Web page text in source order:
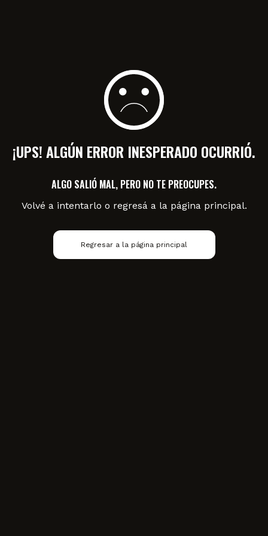
¡UPS! ALGÚN ERROR INESPERADO OCURRIÓ.
ALGO SALIÓ MAL, PERO NO TE PREOCUPES.
Volvé a intentarlo o regresá a la página principal.
Regresar a la página principal